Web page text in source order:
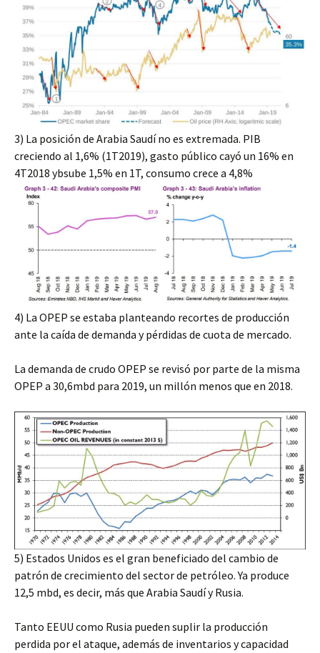
3) La posición de Arabia Saudí no es extremada. PIB
creciendo al 1,6% (1T2019), gasto público cayó un 16% en
4T2018 ybsube 1,5% en 1T, consumo crece a 4,8%
4) La OPEP se estaba planteando recortes de producción
ante la caída de demanda y pérdidas de cuota de mercado.
La demanda de crudo OPEP se revisó por parte de la misma
OPEP a 30,6mbd para 2019, un millón menos que en 2018.
5) Estados Unidos es el gran beneficiado del cambio de
patrón de crecimiento del sector de petróleo. Ya produce
12,5 mbd, es decir, más que Arabia Saudí y Rusia.
Tanto EEUU como Rusia pueden suplir la producción
perdida por el ataque, además de inventarios y capacidad